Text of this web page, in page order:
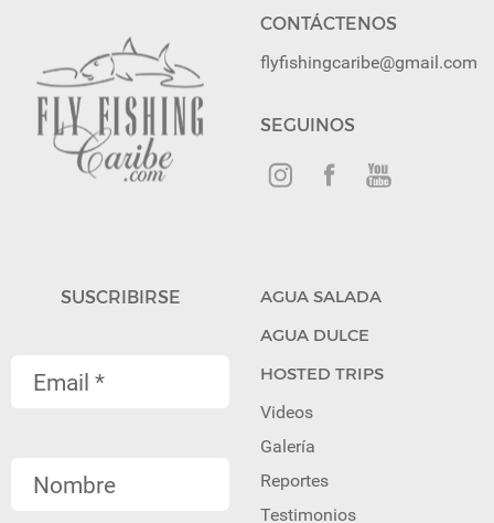
CONTÁCTENOS
flyfishingcaribe@gmail.com
SEGUINOS
SUSCRIBIRSE
AGUA SALADA
AGUA DULCE
HOSTED TRIPS
Videos
Galería
Reportes
Testimonios